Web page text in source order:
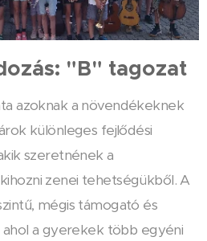
"B" tagozat
azoknak a növendékeknek
különleges fejlődési
szeretnének a
zenei tehetségükből. A
mégis támogató és
ahol a gyerekek több egyéni